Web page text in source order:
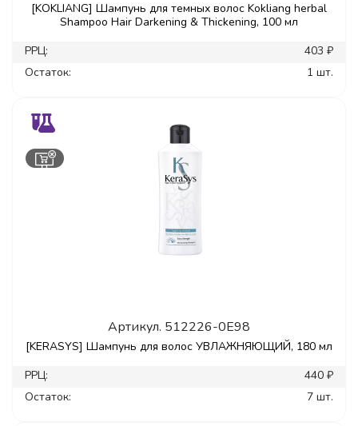
[KOKLIANG] Шампунь для темных волос Kokliang herbal
Shampoo Hair Darkening & Thickening, 100 мл
РРЦ:
403 ₽
Остаток:
1 шт.
Артикул. 512226-0E98
[KERASYS] Шампунь для волос УВЛАЖНЯЮЩИЙ, 180 мл
РРЦ:
440 ₽
Остаток:
7 шт.